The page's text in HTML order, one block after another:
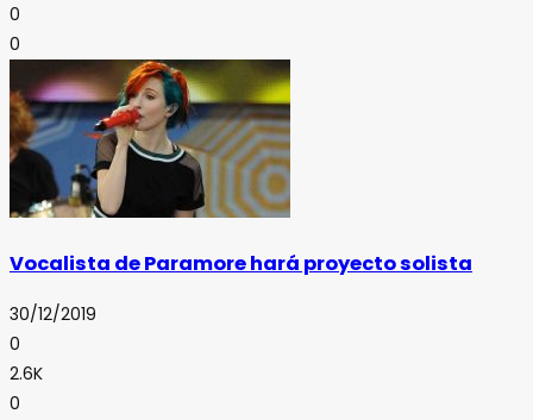
0
0
Vocalista de Paramore hará proyecto solista
30/12/2019
0
2.6K
0